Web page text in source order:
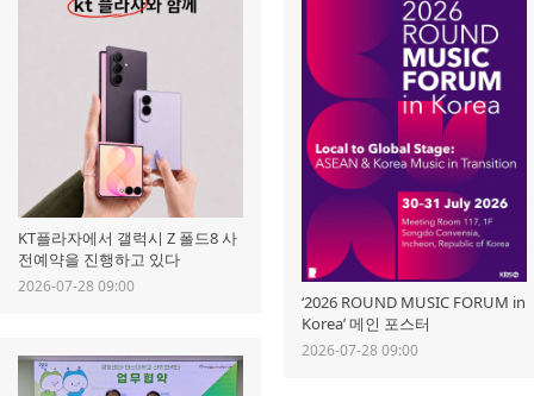
KT플라자에서 갤럭시 Z 폴드8 사
전예약을 진행하고 있다
2026-07-28 09:00
‘2026 ROUND MUSIC FORUM in
Korea’ 메인 포스터
2026-07-28 09:00